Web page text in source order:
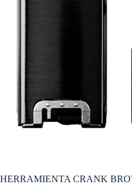
HERRAMIENTA CRANK